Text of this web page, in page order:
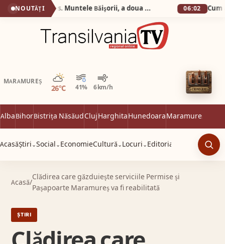
NOUTĂȚI Silva Logistic Services. Muntele Bǎişorii, a doua cea mai oznificatǎ zonǎ din Europa, un colț de rai unde sălbăticia Apusenilor întâlnește liniștea profundă a brazilor falnici. 06:02
MARAMUREȘ
26°C 41% 6 km/h
Parțial noros
AlbaBihorBistrița NăsăudClujHarghitaHunedoaraMaramureș
AcasăȘtiri ⌄Social ⌄ EconomieCultură ⌄ Locuri ⌄ Editorial
Acasă/
Clădirea care găzduiește serviciile Permise și
Pașapoarte Maramureș va fi reabilitată
ȘTIRI